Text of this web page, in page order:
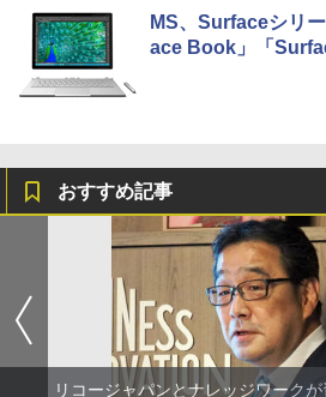
MS、Surfaceシリ
ace Book」「
おすすめ記事
リコージャパンとナレッジワーク